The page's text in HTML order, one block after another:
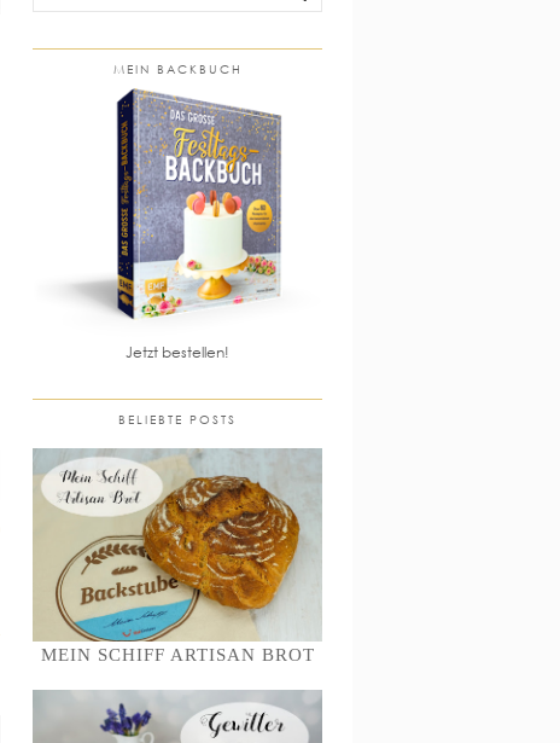
MEIN BACKBUCH
Jetzt bestellen!
BELIEBTE POSTS
MEIN SCHIFF ARTISAN BROT